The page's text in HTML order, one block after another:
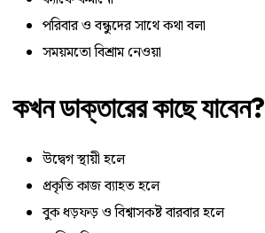
পরিবার ও বন্ধুদের সাথে কথা বলা
সময়মতো বিশ্রাম নেওয়া
কখন ডাক্তারের কাছে যাবেন?
উদ্বেগ স্থায়ী হলে
প্রকৃতি কাজ ব্যাহত হলে
বুক ধড়ফড় ও বিশ্বাসকষ্ট বারবার হলে